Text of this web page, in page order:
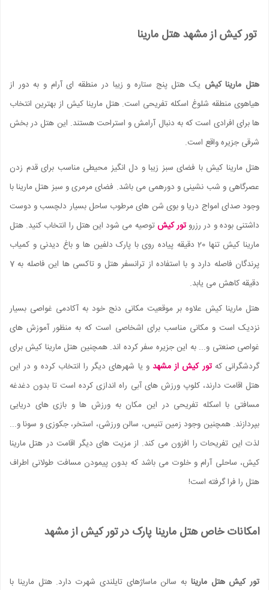
تور کیش از مشهد هتل مارینا
هتل مارینا کیش یک هتل پنج ستاره و زیبا در منطقه ای آرام و به دور از
هیاهوی منطقه شلوغ اسکله تفریحی است. هتل مارینا کیش از بهترین انتخاب
ها برای افرادی است که به دنبال آرامش و استراحت هستند. این هتل در بخش
شرقی جزیره واقع است.
هتل مارینا کیش با فضای سبز زیبا و دل انگیز محیطی مناسب برای قدم زدن
عصرگاهی و شب نشینی و دورهمی می باشد. فضای مرمری و سبز هتل مارینا با
وجود صدای امواج دریا و بوی شن های مرطوب ساحل بسیار دلچسب و دوست
داشتنی بوده و در رزروتور کیشتوصیه می شود این هتل را انتخاب کنید. هتل
مارینا کیش تنها 20 دقیقه پیاده روی با پارک دلفین ها و باغ دیدنی و کمیاب
پرندگان فاصله دارد و با استفاده از ترانسفر هتل و تاکسی ها این فاصله به 7
دقیقه کاهش می یابد.
هتل مارینا کیش علاوه بر موقعیت مکانی دنج خود به آکادمی غواصی بسیار
نزدیک است و مکانی مناسب برای اشخاصی است که به منظور آموزش های
غواصی صنعتی و... به این جزیره سفر کرده اند. همچنین هتل مارینا کیش برای
گردشگرانی کهتور کیش از مشهد و یا شهرهای دیگر را انتخاب کرده و در این
هتل اقامت دارند، کلوپ ورزش های آبی راه اندازی کرده است تا بدون دغدغه
مسافتی با اسکله تفریحی در این مکان به ورزش ها و بازی های دریایی
بپردازند. همچنین وجود زمین تنیس، سالن ورزشی، استخر، جکوزی و سونا و...
لذت این تفریحات را افزون می کند. از مزیت های دیگر اقامت در هتل مارینا
کیش، ساحلی آرام و خلوت می باشد که بدون پیمودن مسافت طولانی اطراف
هتل را فرا گرفته است!
امکانات خاص هتل مارینا پارک در تور کیش از مشهد
تور کیش هتل مارینا به سالن ماساژهای تایلندی شهرت دارد. هتل مارینا با